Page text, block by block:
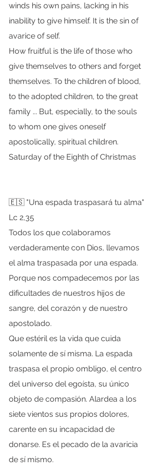
winds his own pains, lacking in his
inability to give himself. It is the sin of
avarice of self.
How fruitful is the life of those who
give themselves to others and forget
themselves. To the children of blood,
to the adopted children, to the great
family ... But, especially, to the souls
to whom one gives oneself
apostolically, spiritual children.
Saturday of the Eighth of Christmas
🇪🇸 "Una espada traspasará tu alma"
Lc 2,35
Todos los que colaboramos
verdaderamente con Dios, llevamos
el alma traspasada por una espada.
Porque nos compadecemos por las
dificultades de nuestros hijos de
sangre, del corazón y de nuestro
apostolado.
Que estéril es la vida que cuida
solamente de sí misma. La espada
traspasa el propio ombligo, el centro
del universo del egoísta, su único
objeto de compasión. Alardea a los
siete vientos sus propios dolores,
carente en su incapacidad de
donarse. Es el pecado de la avaricia
de sí mismo.